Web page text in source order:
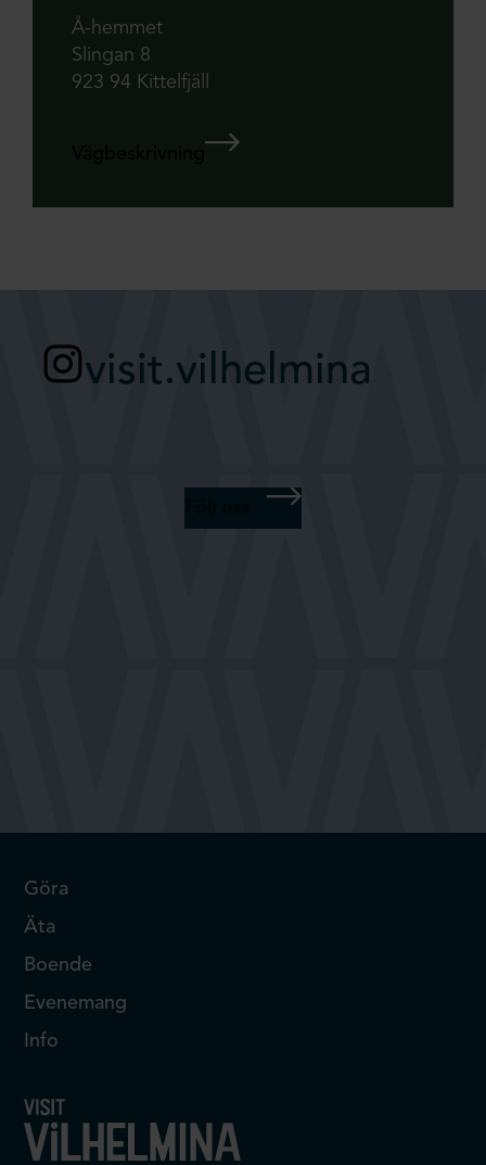
Å-hemmet
Slingan 8
923 94 Kittelfjäll
visit.vilhelmina
Göra
Äta
Boende
Evenemang
Info